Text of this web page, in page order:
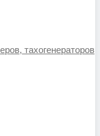
тахогенераторов